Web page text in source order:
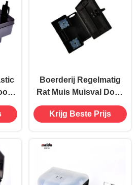
Boerderij Regelmatig
Rat Muis Muisval Doos
Hard Duurzaam Zwart
Plastic Bait Station
Krijg Beste Prijs